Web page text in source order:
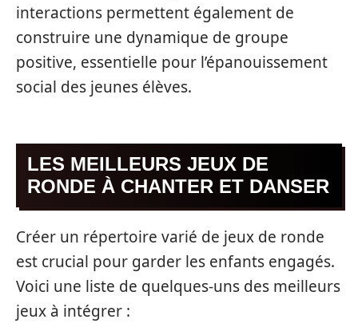
interactions permettent également de
construire une dynamique de groupe
positive, essentielle pour l’épanouissement
social des jeunes élèves.
LES MEILLEURS JEUX DE
RONDE À CHANTER ET DANSER
Créer un répertoire varié de jeux de ronde
est crucial pour garder les enfants engagés.
Voici une liste de quelques-uns des meilleurs
jeux à intégrer :